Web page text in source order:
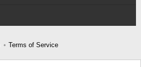
Terms of Service